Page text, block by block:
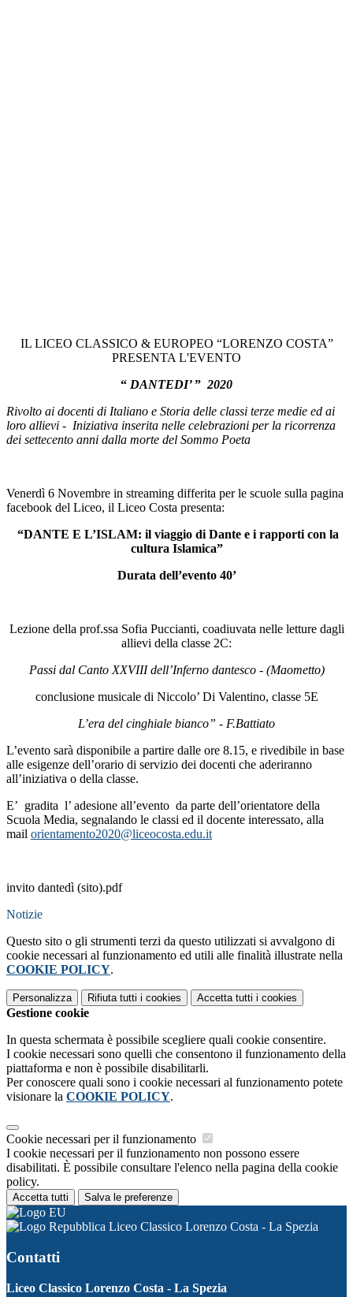
IL LICEO CLASSICO & EUROPEO “LORENZO COSTA”
PRESENTA L'EVENTO
“ DANTEDI’” 2020
Rivolto ai docenti di Italiano e Storia delle classi terze medie ed ai
loro allievi - Iniziativa inserita nelle celebrazioni per la ricorrenza
dei settecento anni dalla morte del Sommo Poeta
Venerdì 6 Novembre in streaming differita per le scuole sulla pagina
facebook del Liceo, il Liceo Costa presenta:
“DANTE E L’ISLAM: il viaggio di Dante e i rapporti con la
cultura Islamica”
Durata dell’evento 40’
Lezione della prof.ssa Sofia Puccianti, coadiuvata nelle letture dagli
allievi della classe 2C:
Passi dal Canto XXVIII dell’Inferno dantesco - (Maometto)
conclusione musicale di Niccolo’ Di Valentino, classe 5E
L’era del cinghiale bianco” - F.Battiato
L’evento sarà disponibile a partire dalle ore 8.15, e rivedibile in base
alle esigenze dell’orario di servizio dei docenti che aderiranno
all’iniziativa o della classe.
E’ gradita l’ adesione all’evento da parte dell’orientatore della
Scuola Media, segnalando le classi ed il docente interessato, alla
mail orientamento2020@liceocosta.edu.it
invito dantedì (sito).pdf
Notizie
Questo sito o gli strumenti terzi da questo utilizzati si avvalgono di
cookie necessari al funzionamento ed utili alle finalità illustrate nella
COOKIE POLICY.
Personalizza Rifiuta tutti i cookies Accetta tutti i cookies
Gestione cookie
In questa schermata è possibile scegliere quali cookie consentire.
I cookie necessari sono quelli che consentono il funzionamento della
piattaforma e non è possibile disabilitarli.
Per conoscere quali sono i cookie necessari al funzionamento potete
visionare la COOKIE POLICY.
Cookie necessari per il funzionamento
I cookie necessari per il funzionamento non possono essere
disabilitati. È possibile consultare l'elenco nella pagina della cookie
policy.
Accetta tutti Salva le preferenze
Liceo Classico Lorenzo Costa - La Spezia
Contatti
Liceo Classico Lorenzo Costa - La Spezia